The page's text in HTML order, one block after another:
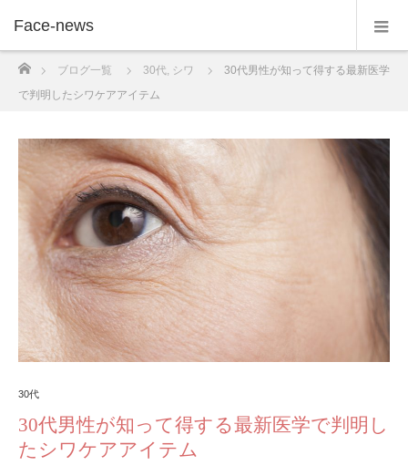
Face-news
ブログ一覧 30代, シワ
30代男性が知って得する最新医学
で判明したシワケアアイテム
30代
30代男性が知って得する最新医学で判明し
たシワケアアイテム